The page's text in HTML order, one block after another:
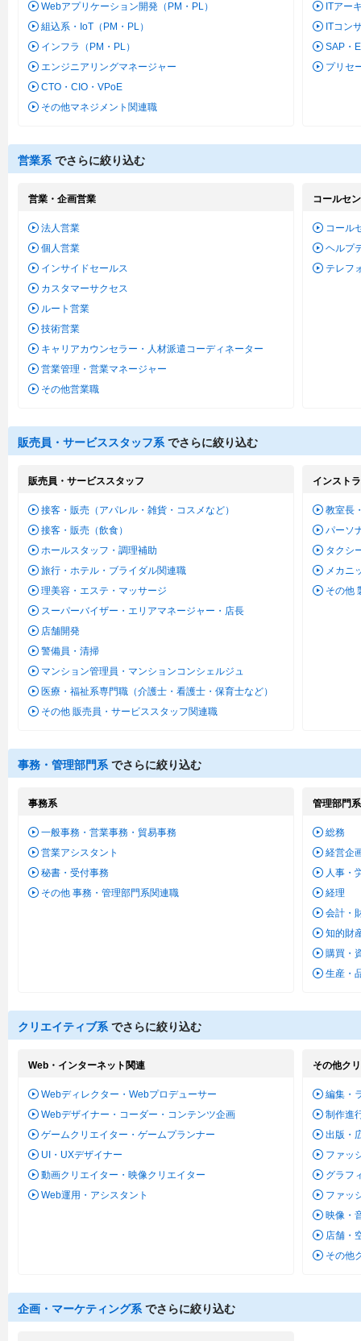
Webアプリケーション開発（PM・PL）
組込系・IoT（PM・PL）
インフラ（PM・PL）
エンジニアリングマネージャー
CTO・CIO・VPoE
その他マネジメント関連職
ITアー
ITコン
SAP・
プリセ
営業系 でさらに絞り込む
営業・企画営業
法人営業
個人営業
インサイドセールス
カスタマーサクセス
ルート営業
技術営業
キャリアカウンセラー・人材派遣コーディネーター
営業管理・営業マネージャー
その他営業職
コールセ
コール
ヘルプ
テレフ
販売員・サービススタッフ系 でさらに絞り込む
販売員・サービススタッフ
接客・販売（アパレル・雑貨・コスメなど）
接客・販売（飲食）
ホールスタッフ・調理補助
旅行・ホテル・ブライダル関連職
理美容・エステ・マッサージ
スーパーバイザー・エリアマネージャー・店長
店舗開発
警備員・清掃
マンション管理員・マンションコンシェルジュ
医療・福祉系専門職（介護士・看護士・保育士など）
その他 販売員・サービススタッフ関連職
インスト
教室長
パーソ
タクシ
メカニ
その他
事務・管理部門系 でさらに絞り込む
事務系
一般事務・営業事務・貿易事務
営業アシスタント
秘書・受付事務
その他 事務・管理部門系関連職
管理部門系
総務
経営企
人事・
経理
会計・
知的財
購買・
生産・
クリエイティブ系 でさらに絞り込む
Web・インターネット関連
Webディレクター・Webプロデューサー
Webデザイナー・コーダー・コンテンツ企画
ゲームクリエイター・ゲームプランナー
UI・UXデザイナー
動画クリエイター・映像クリエイター
Web運用・アシスタント
その他ク
編集・
制作進
出版・
ファッ
グラフ
ファッ
映像・
店舗・
その他
企画・マーケティング系 でさらに絞り込む